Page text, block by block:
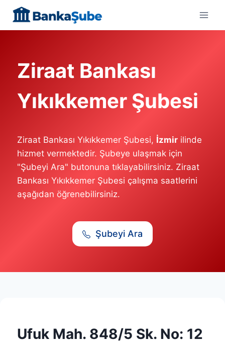
content
Ziraat Bankası
Yıkıkkemer Şubesi
Ziraat Bankası Yıkıkkemer Şubesi, İzmir ilinde
hizmet vermektedir. Şubeye ulaşmak için
"Şubeyi Ara" butonuna tıklayabilirsiniz. Ziraat
Bankası Yıkıkkemer Şubesi çalışma saatlerini
aşağıdan öğrenebilirsiniz.
Şubeyi Ara
Ufuk Mah. 848/5 Sk. No: 12